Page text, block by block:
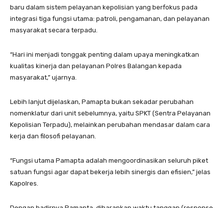
baru dalam sistem pelayanan kepolisian yang berfokus pada
integrasi tiga fungsi utama: patroli, pengamanan, dan pelayanan
masyarakat secara terpadu.
“Hari ini menjadi tonggak penting dalam upaya meningkatkan
kualitas kinerja dan pelayanan Polres Balangan kepada
masyarakat,” ujarnya.
Lebih lanjut dijelaskan, Pamapta bukan sekadar perubahan
nomenklatur dari unit sebelumnya, yaitu SPKT (Sentra Pelayanan
Kepolisian Terpadu), melainkan perubahan mendasar dalam cara
kerja dan filosofi pelayanan.
“Fungsi utama Pamapta adalah mengoordinasikan seluruh piket
satuan fungsi agar dapat bekerja lebih sinergis dan efisien,” jelas
Kapolres.